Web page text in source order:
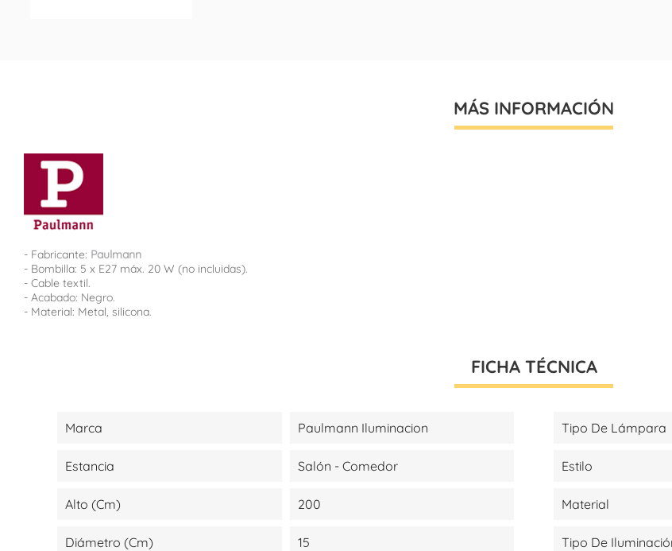
MÁS INFORMACIÓN
- Fabricante: Paulmann
- Bombilla: 5 x E27 máx. 20 W (no incluidas).
- Cable textil.
- Acabado: Negro.
- Material: Metal, silicona.
FICHA TÉCNICA
Marca Paulmann Iluminacion Tipo De Lámpara
Estancia Salón - Comedor Estilo
Alto (cm) 200 Material
Diámetro (cm) 15 Tipo De